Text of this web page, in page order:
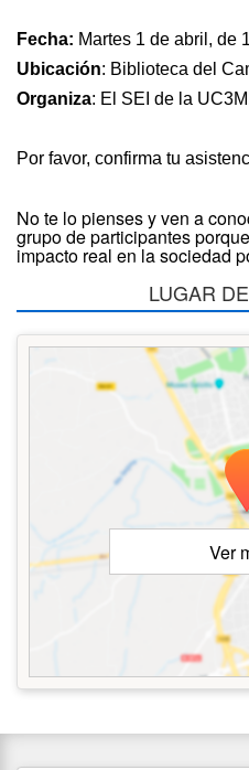
Fecha: Martes 1 de abril, de
Ubicación: Biblioteca del
Organiza: El SEI de la
Por favor, confirma tu
No te lo pienses y ven a
grupo de participantes
impacto real en la sociedad
LUGAR
Ver